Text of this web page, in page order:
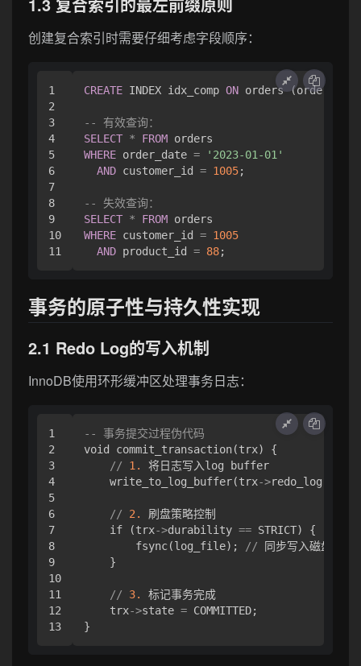
1.3 复合索引的最左前缀原则
创建复合索引时需要仔细考虑字段顺序：
1
2
3
4
5
6
7
8
9
10
CREATE INDEX idx_comp ON orders
-- 有效查询：
SELECT * FROM
WHERE order_date =
'2023-01-01'
AND customer_id = 1005;
-- 失效查询：
SELECT * FROM
WHERE customer_id = 1005
AND product_id = 88
事务的原子性与持久性实现
2.1 Redo Log的写入机制
InnoDB使用环形缓冲区处理事务日志：
1
2
3
4
5
6
7
8
9
10
11
12
-- 事务提交过程伪代码
void commit_transaction(trx) {
// 1.
将日志写入log buffer
    write_to_log_buffer(trx
->redo_log);
// 2.
刷盘策略控制
    if (trx
->durability == STRICT) {
        fsync(log_file);
// 同步写入磁盘
    }
// 3.
标记事务完成
    trx
->state = COMMITTED;